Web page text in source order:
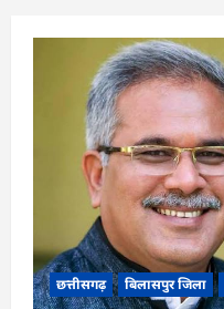
छत्तीसगढ़ बिलासपुर जिला